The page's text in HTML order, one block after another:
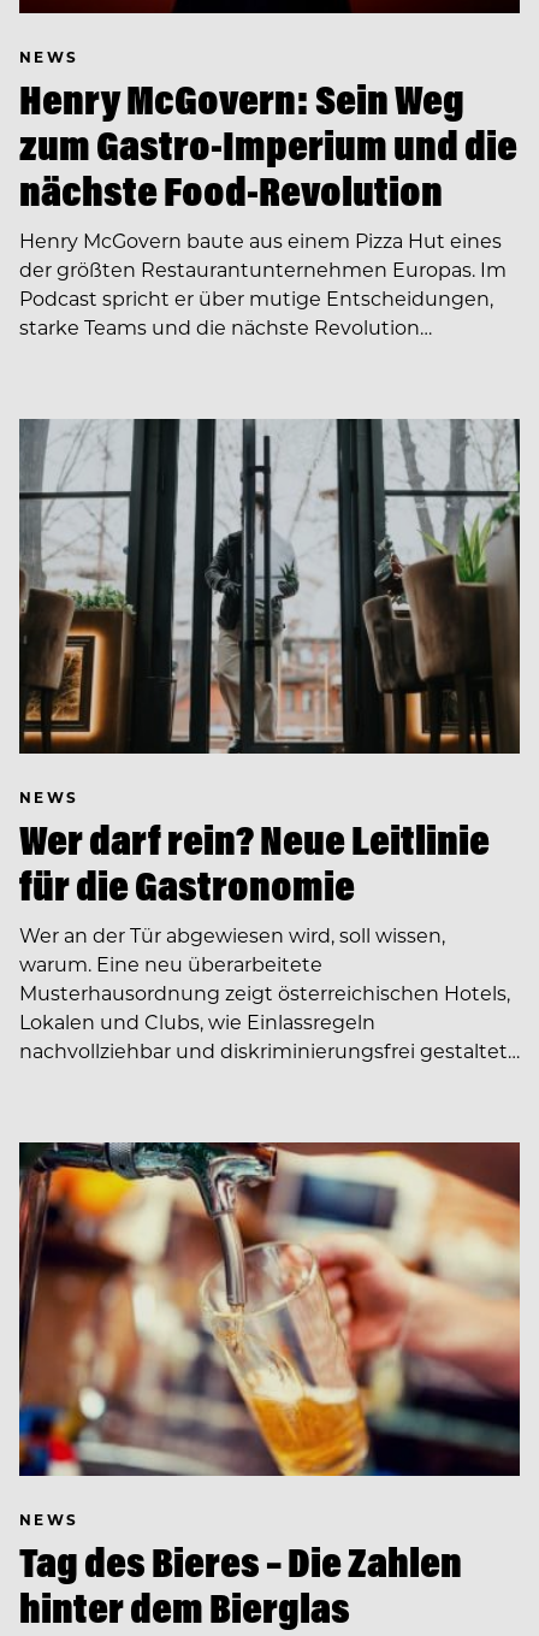
NEWS
Henry McGovern: Sein Weg
zum Gastro-Imperium und die
nächste Food-Revolution
Henry McGovern baute aus einem Pizza Hut eines
der größten Restaurantunternehmen Europas. Im
Podcast spricht er über mutige Entscheidungen,
starke Teams und die nächste Revolution…
NEWS
Wer darf rein? Neue Leitlinie
für die Gastronomie
Wer an der Tür abgewiesen wird, soll wissen,
warum. Eine neu überarbeitete
Musterhausordnung zeigt österreichischen Hotels,
Lokalen und Clubs, wie Einlassregeln
nachvollziehbar und diskriminierungsfrei gestaltet…
NEWS
Tag des Bieres – Die Zahlen
hinter dem Bierglas